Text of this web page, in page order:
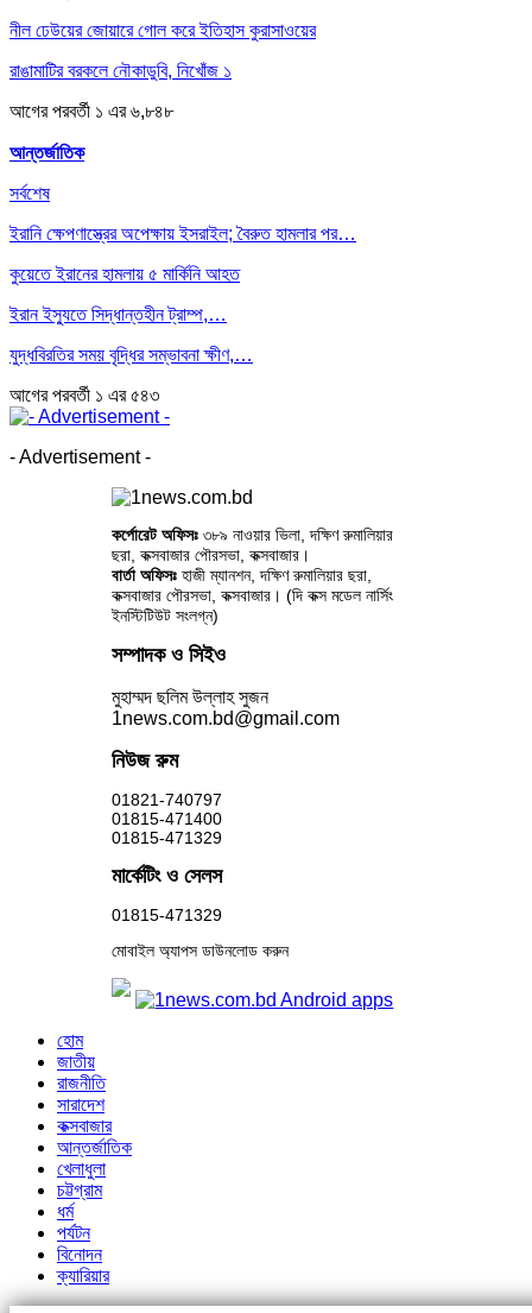
নীল ঢেউয়ের জোয়ারে গোল করে ইতিহাস কুরাসাওয়ের
রাঙামাটির বরকলে নৌকাডুবি, নিখোঁজ ১
আগেরপরবর্তী ১ এর ৬,৮৪৮
আন্তর্জাতিক
সর্বশেষ
ইরানি ক্ষেপণাস্ত্রের অপেক্ষায় ইসরাইল; বৈরুত হামলার পর…
কুয়েতে ইরানের হামলায় ৫ মার্কিনি আহত
ইরান ইস্যুতে সিদ্ধান্তহীন ট্রাম্প,…
যুদ্ধবিরতির সময় বৃদ্ধির সম্ভাবনা ক্ষীণ,…
আগেরপরবর্তী ১ এর ৫৪৩
- Advertisement -
কর্পোরেট অফিসঃ ৩৮৯ নাওয়ার ভিলা, দক্ষিণ রুমালিয়ার
ছরা, কক্সবাজার পৌরসভা, কক্সবাজার।
বার্তা অফিসঃহাজী ম্যানশন, দক্ষিণ রুমালিয়ার ছরা,
কক্সবাজার পৌরসভা, কক্সবাজার। (দি কক্স মডেল নার্সিং
ইনস্টিটিউট সংলগ্ন)
সম্পাদক ও সিইও
মুহাম্মদ ছলিম উল্লাহ সুজন
1news.com.bd@gmail.com
নিউজ রুম
01821-740797
01815-471400
01815-471329
মার্কেটিং ও সেলস
01815-471329
মোবাইল অ্যাপস ডাউনলোড করুন
হোম
জাতীয়
রাজনীতি
সারাদেশ
কক্সবাজার
আন্তর্জাতিক
খেলাধুলা
চট্টগ্রাম
ধর্ম
পর্যটন
বিনোদন
ক্যারিয়ার